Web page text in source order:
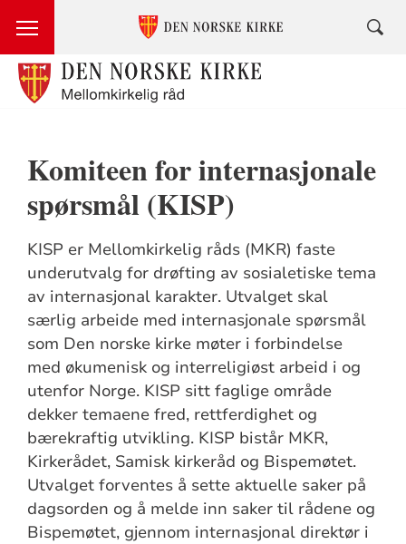
Komiteen for internasjonale
spørsmål (KISP)
KISP er Mellomkirkelig råds (MKR) faste
underutvalg for drøfting av sosialetiske tema
av internasjonal karakter. Utvalget skal
særlig arbeide med internasjonale spørsmål
som Den norske kirke møter i forbindelse
med økumenisk og interreligiøst arbeid i og
utenfor Norge. KISP sitt faglige område
dekker temaene fred, rettferdighet og
bærekraftig utvikling. KISP bistår MKR,
Kirkerådet, Samisk kirkeråd og Bispemøtet.
Utvalget forventes å sette aktuelle saker på
dagsorden og å melde inn saker til rådene og
Bispemøtet, gjennom internasjonal direktør i